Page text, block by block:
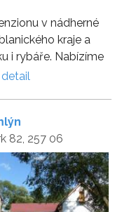
v nádherné
kraje a
i rybáře. Nabízíme
82, 257 06